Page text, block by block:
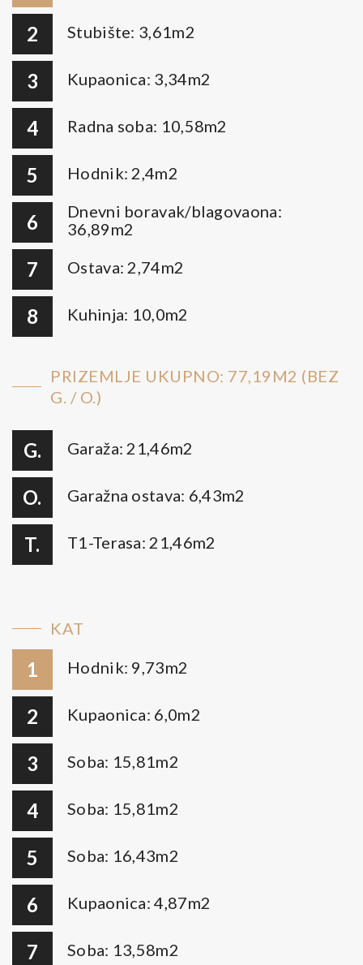
2 Stubište: 3,61m2
3 Kupaonica: 3,34m2
4 Radna soba: 10,58m2
5 Hodnik: 2,4m2
6
Dnevni boravak/blagovaona:
36,89m2
7 Ostava: 2,74m2
8 Kuhinja: 10,0m2
PRIZEMLJE UKUPNO: 77,19M2 (BEZ
G. / O.)
G. Garaža: 21,46m2
O. Garažna ostava: 6,43m2
T. T1-Terasa: 21,46m2
KAT
1 Hodnik: 9,73m2
2 Kupaonica: 6,0m2
3 Soba: 15,81m2
4 Soba: 15,81m2
5 Soba: 16,43m2
6 Kupaonica: 4,87m2
7 Soba: 13,58m2